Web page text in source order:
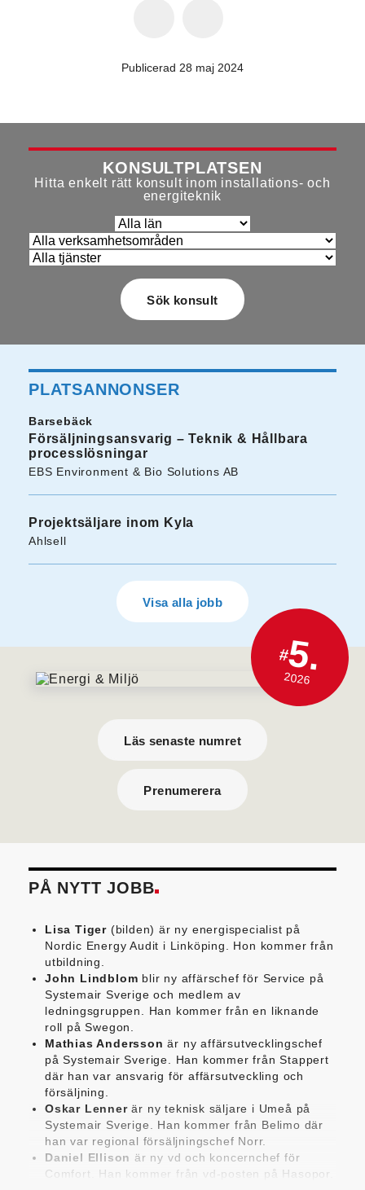
Publicerad 28 maj 2024
KONSULTPLATSEN
Hitta enkelt rätt konsult inom installations- och
energiteknik
PLATSANNONSER
Barsebäck
Försäljningsansvarig – Teknik & Hållbara
processlösningar
EBS Environment & Bio Solutions AB
Projektsäljare inom Kyla
Ahlsell
Visa alla jobb
#5.
2026
Läs senaste numret
Prenumerera
PÅ NYTT JOBB
Lisa Tiger (bilden) är ny energispecialist på
Nordic Energy Audit i Linköping. Hon kommer från
utbildning.
John Lindblom blir ny affärschef för Service på
Systemair Sverige och medlem av
ledningsgruppen. Han kommer från en liknande
roll på Swegon.
Mathias Andersson är ny affärsutvecklingschef
på Systemair Sverige. Han kommer från Stappert
där han var ansvarig för affärsutveckling och
försäljning.
Oskar Lennerär ny teknisk säljare i Umeå på
Systemair Sverige. Han kommer från Belimo där
han var regional försäljningschef Norr.
Daniel Ellison är ny vd och koncernchef för
Comfort. Han kommer från vd-posten på Hasopor.